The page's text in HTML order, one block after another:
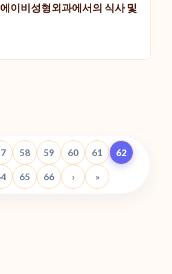
이비성형외과에서의 식사 및
58 59 60 61 62
65 66 › »